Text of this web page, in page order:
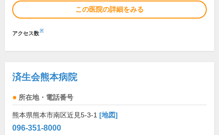
この医院の詳細をみる
アクセス数※
済生会熊本病院
所在地・電話番号
熊本県熊本市南区近見5-3-1 [地図]
096-351-8000